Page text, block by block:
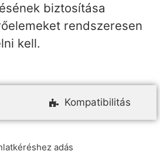
biztosítása
rendszeresen
kell.
Kompatibilitás
adás